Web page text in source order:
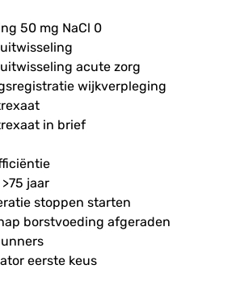
50 mg NaCl 0
acute zorg
wijkverpleging
in brief
jaar
stoppen starten
borstvoeding afgeraden
eerste keus